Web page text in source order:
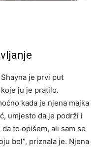
je prvi put
ju je pratilo.
kada je njena majka
umjesto da je podrži i
to opišem, ali sam se
bol”, priznala je. Njena